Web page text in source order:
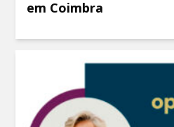
em Coimbra